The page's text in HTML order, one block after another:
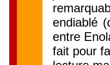
endiablé
entre
fait pour